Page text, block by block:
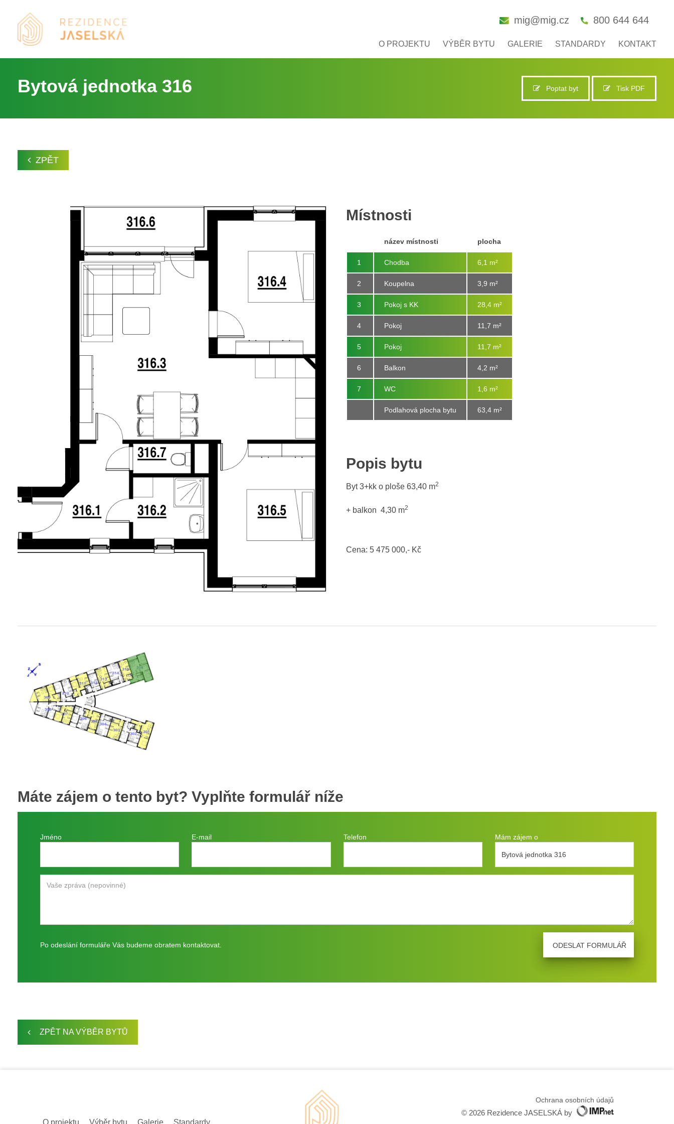
mig@mig.cz 800 644 644
O PROJEKTU VÝBĚR BYTU GALERIE STANDARDY KONTAKT
Bytová jednotka 316 Poptat byt Tisk PDF
ZPĚT
Místnosti
název místnosti plocha
1 Chodba 6,1 m²
2 Koupelna 3,9 m²
3 Pokoj s KK 28,4 m²
4 Pokoj 11,7 m²
5 Pokoj 11,7 m²
6 Balkon 4,2 m²
7 WC 1,6 m²
Podlahová plocha bytu 63,4 m²
Popis bytu
Byt 3+kk o ploše 63,40m2
+ balkon 4,30 m2
Cena: 5475 000,- Kč
Máte zájem o tento byt? Vyplňte formulář níže
Jméno E-mail Telefon Mám zájem o
Po odeslání formuláře Vás budeme obratem kontaktovat.
ZPĚT NA VÝBĚR BYTŮ
Ochrana osobních údajů
© 2026 Rezidence JASELSKÁ by